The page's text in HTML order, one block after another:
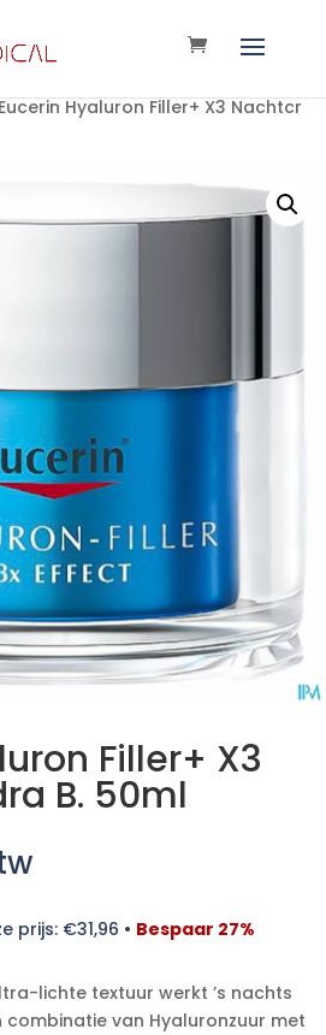
Hyaluron Filler+ X3 Nachtcr
Filler+ X3
B. 50ml
prijs: €31,96 • Bespaar 27%
lichte textuur werkt ’s nachts
van Hyaluronzuur met